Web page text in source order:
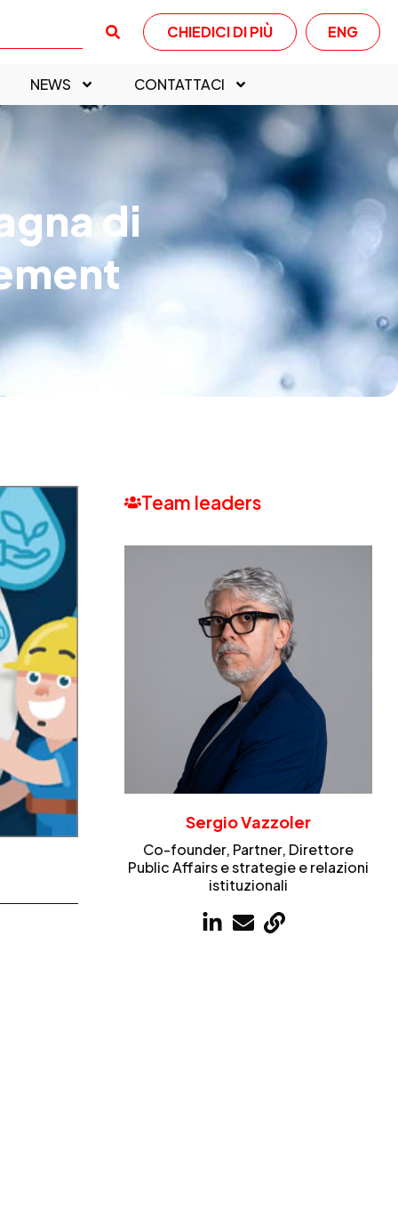
CHIEDICI DI PIÙ ENG
NEWS CONTATTACI
di
Team leaders
Sergio Vazzoler
Co-founder, Partner, Direttore
Public Affairs e strategie e relazioni
istituzionali